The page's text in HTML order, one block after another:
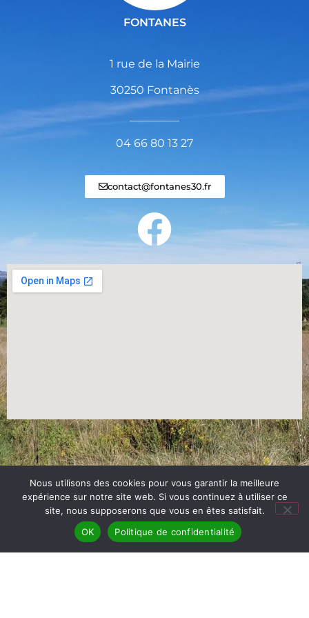
FONTANES
1 rue de la Mairie
30250 Fontanès
04 66 80 13 27
contact@fontanes30.fr
Nous utilisons des cookies pour vous garantir la meilleure
expérience sur notre site web. Si vous continuez à utiliser ce
site, nous supposerons que vous en êtes satisfait.
OK
Politique de confidentialité